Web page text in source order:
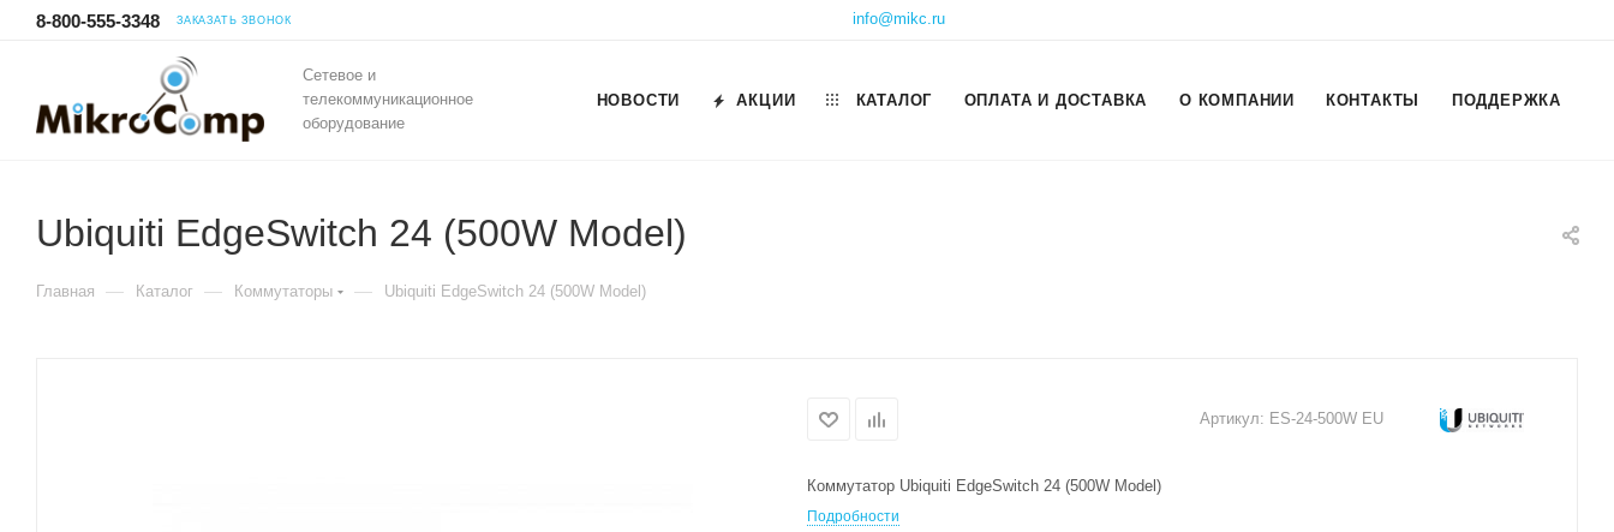
8-800-555-3348 ЗАКАЗАТЬ ЗВОНОК info@mikc.ru
Сетевое и
телекоммуникационное
оборудование
НОВОСТИ АКЦИИ КАТАЛОГ ОПЛАТА И ДОСТАВКА О КОМПАНИИ КОНТАКТЫ ПОДДЕРЖКА
Ubiquiti EdgeSwitch 24 (500W Model)
Главная — Каталог — Коммутаторы — Ubiquiti EdgeSwitch 24 (500W Model)
Артикул: ES-24-500W EU
Коммутатор Ubiquiti EdgeSwitch 24 (500W Model)
Подробности